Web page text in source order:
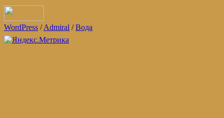
WordPress /Admiral /Вода